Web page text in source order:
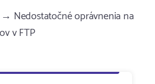
Nedostatočné oprávnenia na
v FTP